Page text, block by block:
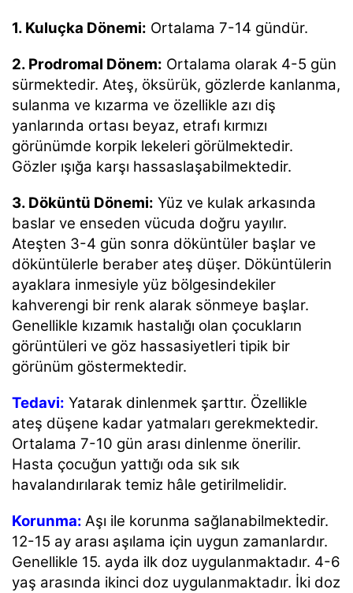
1. Kuluçka Dönemi: Ortalama 7-14 gündür.
2. Prodromal Dönem: Ortalama olarak 4-5 gün
sürmektedir. Ateş, öksürük, gözlerde kanlanma,
sulanma ve kızarma ve özellikle azı diş
yanlarında ortası beyaz, etrafı kırmızı
görünümde korpik lekeleri görülmektedir.
Gözler ışığa karşı hassaslaşabilmektedir.
3. Döküntü Dönemi: Yüz ve kulak arkasında
baslar ve enseden vücuda doğru yayılır.
Ateşten 3-4 gün sonra döküntüler başlar ve
döküntülerle beraber ateş düşer. Döküntülerin
ayaklara inmesiyle yüz bölgesindekiler
kahverengi bir renk alarak sönmeye başlar.
Genellikle kızamık hastalığı olan çocukların
görüntüleri ve göz hassasiyetleri tipik bir
görünüm göstermektedir.
Tedavi: Yatarak dinlenmek şarttır. Özellikle
ateş düşene kadar yatmaları gerekmektedir.
Ortalama 7-10 gün arası dinlenme önerilir.
Hasta çocuğun yattığı oda sık sık
havalandırılarak temiz hâle getirilmelidir.
Korunma: Aşı ile korunma sağlanabilmektedir.
12-15 ay arası aşılama için uygun zamanlardır.
Genellikle 15. ayda ilk doz uygulanmaktadır. 4-6
yaş arasında ikinci doz uygulanmaktadır. İki doz